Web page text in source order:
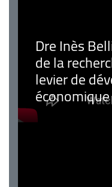
Dre Inès
de la
levier de